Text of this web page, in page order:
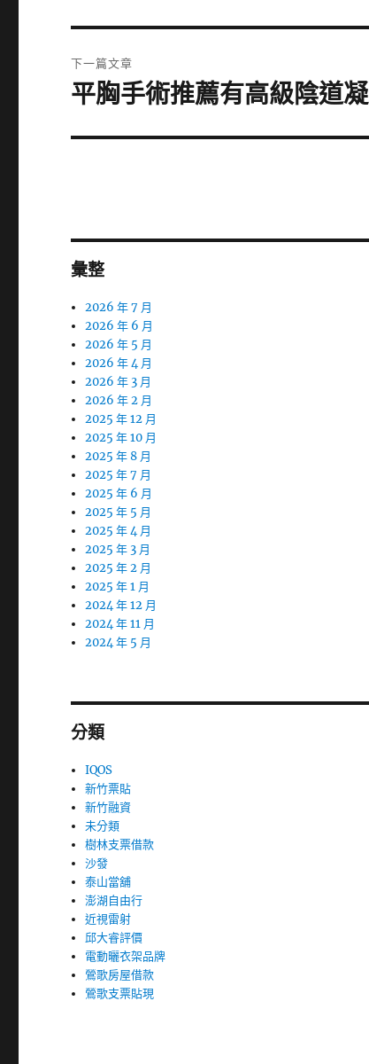
篇
文
章:
下一篇文章
下
篇
平胸手術推薦有高級陰道
彙整
2026 年 7 月
2026 年 6 月
2026 年 5 月
2026 年 4 月
2026 年 3 月
2026 年 2 月
2025 年 12 月
2025 年 10 月
2025 年 8 月
2025 年 7 月
2025 年 6 月
2025 年 5 月
2025 年 4 月
2025 年 3 月
2025 年 2 月
2025 年 1 月
2024 年 12 月
2024 年 11 月
2024 年 5 月
分類
IQOS
新竹票貼
新竹融資
未分類
樹林支票借款
沙發
泰山當舖
澎湖自由行
近視雷射
邱大睿評價
電動曬衣架品牌
鶯歌房屋借款
鶯歌支票貼現